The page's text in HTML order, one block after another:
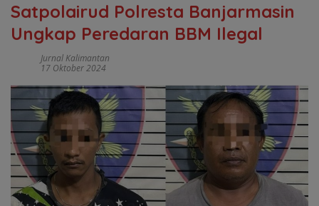
Satpolairud Polresta Banjarmasin
Ungkap Peredaran BBM Ilegal
Jurnal Kalimantan
17 Oktober 2024